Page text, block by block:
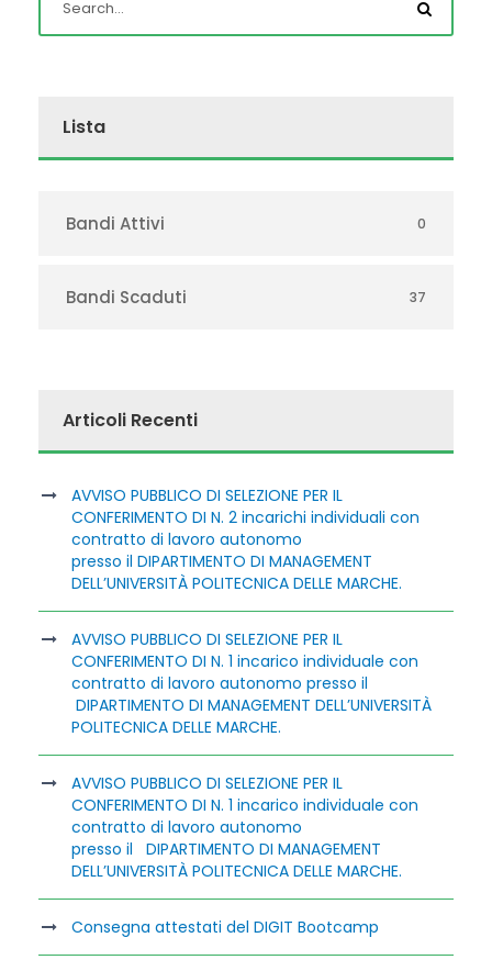
Lista
Bandi Attivi 0
Bandi Scaduti 37
Articoli Recenti
AVVISO PUBBLICO DI SELEZIONE PER IL
CONFERIMENTO DI N. 2 incarichi individuali con
contratto di lavoro autonomo
presso il DIPARTIMENTO DI MANAGEMENT
DELL’UNIVERSITÀ POLITECNICA DELLE MARCHE.
AVVISO PUBBLICO DI SELEZIONE PER IL
CONFERIMENTO DI N. 1 incarico individuale con
contratto di lavoro autonomo presso il
DIPARTIMENTO DI MANAGEMENT DELL’UNIVERSITÀ
POLITECNICA DELLE MARCHE.
AVVISO PUBBLICO DI SELEZIONE PER IL
CONFERIMENTO DI N. 1 incarico individuale con
contratto di lavoro autonomo
presso il DIPARTIMENTO DI MANAGEMENT
DELL’UNIVERSITÀ POLITECNICA DELLE MARCHE.
Consegna attestati del DIGIT Bootcamp